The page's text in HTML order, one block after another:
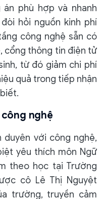
phù hợp và nhanh
hỏi nguồn kinh phí
công nghệ sẵn có
cổng thông tin điện tử
từ đó giảm chi phí
quả trong tiếp nhận
nghệ
với công nghệ,
yêu thích môn Ngữ
theo học tại Trường
cô Lê Thị Nguyệt
trường, truyền cảm